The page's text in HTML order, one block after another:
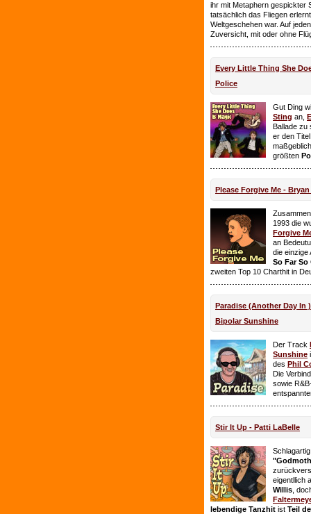
ihr mit Metaphern gespickter
tatsächlich das Fliegen
Weltgeschehen war. Auf
Zuversicht, mit oder ohne
Every Little Thing She
Police
Gut Ding
Sting an,
Ballade zu
er den
größten
Please Forgive Me -
1993 die
Forgive
an
die einzige
So Far So
zweiten Top 10 Charthit in
Paradise (Another Day In
Bipolar Sunshine
Der Track
Sunshine
des Phil
Die
sowie
Stir It Up - Patti LaBelle
eigentllich
Willis ,
lebendige Tanzhit ist Teil